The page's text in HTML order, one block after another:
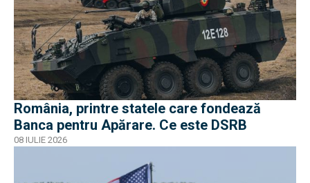
România, printre statele care fondează
Banca pentru Apărare. Ce este DSRB
08 IULIE 2026